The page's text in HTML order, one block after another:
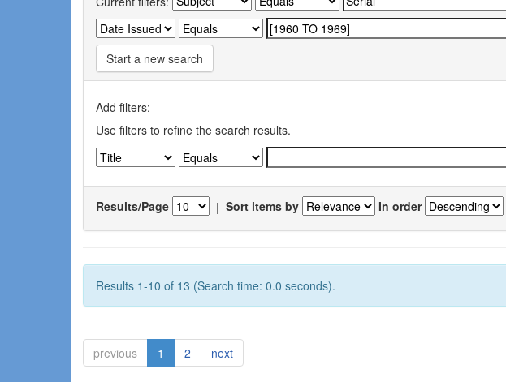
Start a new search
Add filters:
Use filters to refine the search results.
Results/Page | Sort items by In order
Results 1-10 of 13 (Search time: 0.0 seconds).
previous 1 2 next